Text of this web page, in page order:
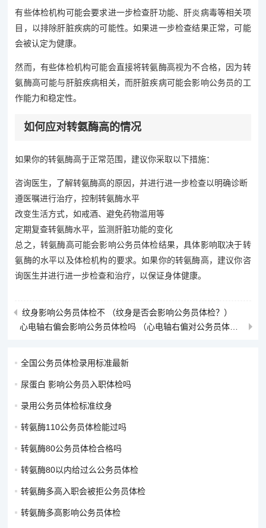
有些体检机构可能会要求进一步检查肝功能、肝炎病毒等相关项
目，以排除肝脏疾病的可能性。如果进一步检查结果正常，可能
会被认定为健康。
然而，有些体检机构可能会直接将转氨酶高视为不合格，因为转
氨酶高可能与肝脏疾病相关，而肝脏疾病可能会影响公务员的工
作能力和稳定性。
如何应对转氨酶高的情况
如果你的转氨酶高于正常范围，建议你采取以下措施：
咨询医生，了解转氨酶高的原因，并进行进一步检查以明确诊断
遵医嘱进行治疗，控制转氨酶水平
改变生活方式，如戒酒、避免药物滥用等
定期复查转氨酶水平，监测肝脏功能的变化
总之，转氨酶高可能会影响公务员体检结果，具体影响取决于转
氨酶的水平以及体检机构的要求。如果你的转氨酶高，建议你咨
询医生并进行进一步检查和治疗，以保证身体健康。
纹身影响公务员体检不 （纹身是否会影响公务员体检？）
全国公务员体检录用标准最新
尿蛋白 影响公务员入职体检吗
录用公务员体检标准纹身
转氨酶110公务员体检能过吗
转氨酶80公务员体检合格吗
转氨酶80以内给过么公务员体检
转氨酶多高入职会被拒公务员体检
转氨酶多高影响公务员体检